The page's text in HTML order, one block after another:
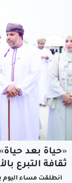
والمهارات
«حياة بعد
ثقافة التبرع
انطلقت مساء اليوم